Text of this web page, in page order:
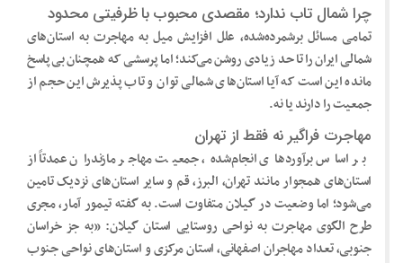
چرا شمال تاب ندارد؛ مقصدی محبوب با ظرفیتی محدود
تمامی مسائل برشمرده‌شده، علل افزایش میل به مهاجرت به استان‌های
شمالی ایران را تا حد زیادی روشن می‌کند؛ اما پرسشی که همچنان بی‌پاسخ
مانده این است که آیا استان‌های شمالی توان و تاب پذیرش این حجم از
جمعیت را دارند یا نه.
مهاجرت فراگیر نه فقط از تهران
بر اساس برآوردهای انجام‌شده، جمعیت مهاجر مازندران عمدتاً از
استان‌های همجوار مانند تهران، البرز، قم و سایر استان‌های نزدیک تامین
می‌شود؛ اما وضعیت در گیلان متفاوت است. به گفته تیمور آمار، مجری
طرح الگوی مهاجرت به نواحی روستایی استان گیلان: «به جز خراسان
جنوبی، تعداد مهاجران اصفهانی، استان مرکزی و استان‌های نواحی جنوب